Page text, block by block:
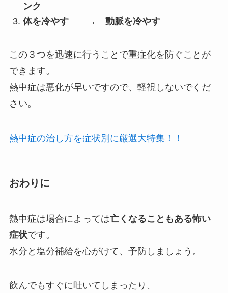
ンク
体を冷やす → 動脈を冷やす
この３つを迅速に行うことで重症化を防ぐことが
できます。
熱中症は悪化が早いですので、軽視しないでくだ
さい。
熱中症の治し方を症状別に厳選大特集！！
おわりに
熱中症は場合によっては亡くなることもある怖い
症状です。
水分と塩分補給を心がけて、予防しましょう。
飲んでもすぐに吐いてしまったり、